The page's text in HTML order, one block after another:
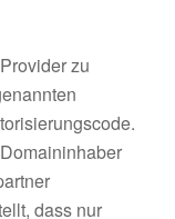
zu
dass nur